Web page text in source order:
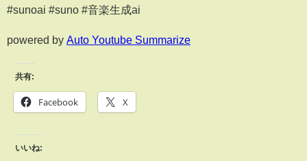
#sunoai #suno #音楽生成ai
powered by Auto Youtube Summarize
共有:
Facebook X
いいね: